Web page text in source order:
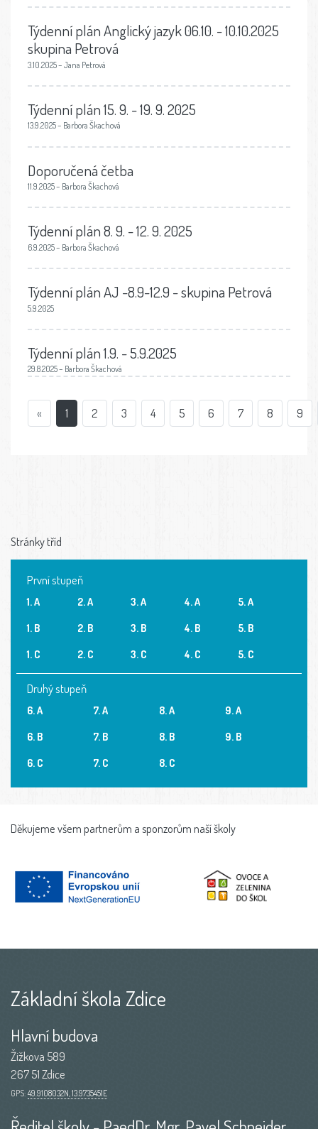
Týdenní plán Anglický jazyk 06.10. - 10.10.2025
skupina Petrová
3.10.2025 – Jana Petrová
Týdenní plán 15. 9. - 19. 9. 2025
13.9.2025 – Barbora Škachová
Doporučená četba
11.9.2025 – Barbora Škachová
Týdenní plán 8. 9. - 12. 9. 2025
6.9.2025 – Barbora Škachová
Týdenní plán AJ -8.9-12.9 - skupina Petrová
5.9.2025
Týdenní plán 1.9. - 5.9.2025
29.8.2025 – Barbora Škachová
« 1 2 3 4 5 6 7 8 9
Stránky tříd
První stupeň
1. A
1. B
1. C
2. A
2. B
2. C
3. A
3. B
3. C
4. A
4. B
4. C
5. A
5. B
5. C
Druhý stupeň
6. A
6. B
6. C
7. A
7. B
7. C
8. A
8. B
8. C
9. A
9. B
Děkujeme všem partnerům a sponzorům naší školy
Základní škola Zdice
Hlavní budova
Žižkova 589
267 51 Zdice
GPS: 49.9108032N, 13.9735451E